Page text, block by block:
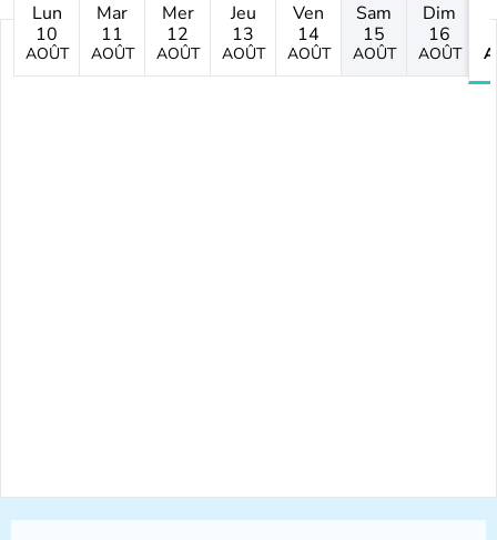
Lun
10
AOÛT
Mar
11
AOÛT
Mer
12
AOÛT
Jeu
13
AOÛT
Ven
14
AOÛT
Sam
15
AOÛT
Dim
16
AOÛT